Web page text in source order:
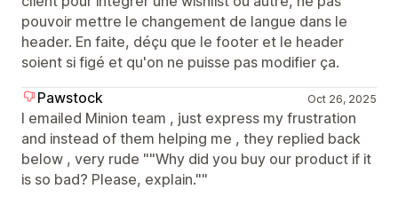
pouvoir mettre le changement de langue dans le
header. En faite, déçu que le footer et le header
soient si figé et qu'on ne puisse pas modifier ça.
Pawstock
Oct 26, 2025
I emailed Minion team , just express my frustration
and instead of them helping me , they replied back
below , very rude ""Why did you buy our product if it
is so bad? Please, explain.""